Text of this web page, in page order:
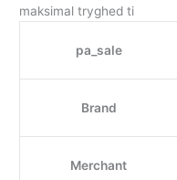
maksimal tryghed ti
pa_sale
Brand
Merchant